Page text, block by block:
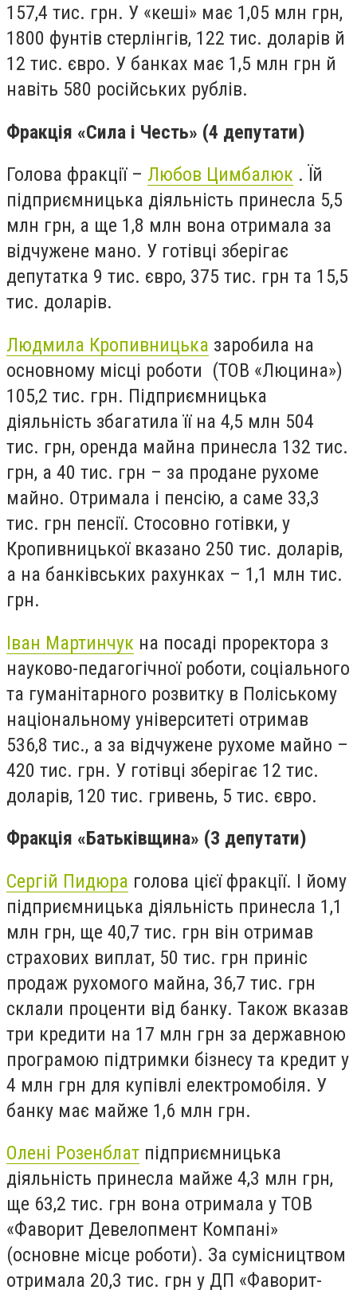
157,4 тис. грн. У «кеші» має 1,05 млн грн,
1800 фунтів стерлінгів, 122 тис. доларів й
12 тис. євро. У банках має 1,5 млн грн й
навіть 580 російських рублів.
Фракція «Сила і Честь» (4 депутати)
Голова фракції – Любов Цимбалюк . Їй
підприємницька діяльність принесла 5,5
млн грн, а ще 1,8 млн вона отримала за
відчужене мано. У готівці зберігає
депутатка 9 тис. євро, 375 тис. грн та 15,5
тис. доларів.
Людмила Кропивницька заробила на
основному місці роботи (ТОВ «Люцина»)
105,2 тис. грн. Підприємницька
діяльність збагатила її на 4,5 млн 504
тис. грн, оренда майна принесла 132 тис.
грн, а 40 тис. грн – за продане рухоме
майно. Отримала і пенсію, а саме 33,3
тис. грн пенсії. Стосовно готівки, у
Кропивницької вказано 250 тис. доларів,
а на банківських рахунках – 1,1 млн тис.
грн.
Іван Мартинчук на посаді проректора з
науково-педагогічної роботи, соціального
та гуманітарного розвитку в Поліському
національному університеті отримав
536,8 тис., а за відчужене рухоме майно –
420 тис. грн. У готівці зберігає 12 тис.
доларів, 120 тис. гривень, 5 тис. євро.
Фракція «Батьківщина» (3 депутати)
Сергій Пидюра голова цієї фракції. І йому
підприємницька діяльність принесла 1,1
млн грн, ще 40,7 тис. грн він отримав
страхових виплат, 50 тис. грн приніс
продаж рухомого майна, 36,7 тис. грн
склали проценти від банку. Також вказав
три кредити на 17 млн грн за державною
програмою підтримки бізнесу та кредит у
4 млн грн для купівлі електромобіля. У
банку має майже 1,6 млн грн.
Олені Розенблат підприємницька
діяльність принесла майже 4,3 млн грн,
ще 63,2 тис. грн вона отримала у ТОВ
«Фаворит Девелопмент Компані»
(основне місце роботи). За сумісництвом
отримала 20,3 тис. грн у ДП «Фаворит-